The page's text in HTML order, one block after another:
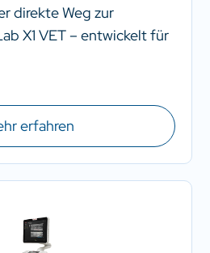
direkte Weg zur
X1 VET – entwickelt für
erfahren